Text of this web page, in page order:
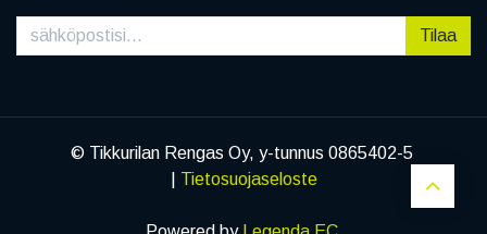
Tilaa
© Tikkurilan Rengas Oy, y-tunnus 0865402-5
Tietosuojaseloste